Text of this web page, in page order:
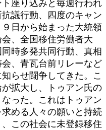
座り込みと毎週行われ
議行動、四度のキャン
日から始まった大統領
、全国移住労働者大
時多発共同行動、真相
、青瓦台前リレーなど
らせ闘争してきた。こ
拡大し、トゥアン氏の
った。これはトゥアン
める人々の願いと持続
この社会に未登録移住